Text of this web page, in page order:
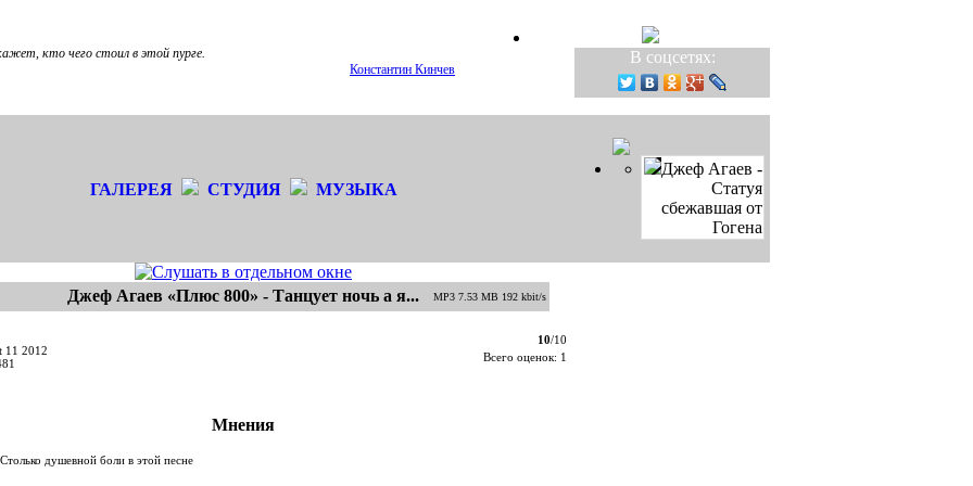
кто чего стоил в этой пурге.
Константин Кинчев
В соцсетях:
ГАЛЕРЕЯ СТУДИЯ МУЗЫКА
Джеф Агаев -
Статуя
сбежавшая от
Гогена
Джеф Агаев «Плюс 800» - Танцует ночь а я... MP3 7.53 MB 192 kbit/s
11 2012
10/10
Всего оценок: 1
Мнения
Столько душевной боли в этой песне